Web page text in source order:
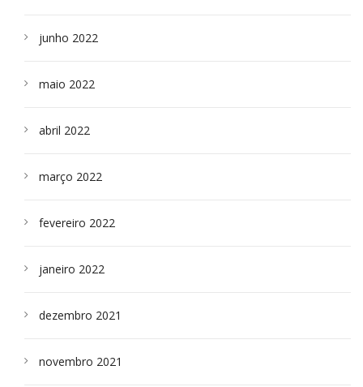
junho 2022
maio 2022
abril 2022
março 2022
fevereiro 2022
janeiro 2022
dezembro 2021
novembro 2021